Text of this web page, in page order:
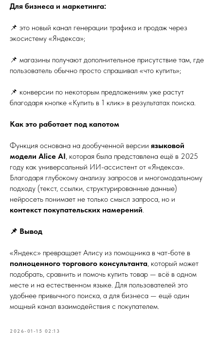
Для бизнеса и маркетинга:
📌 это новый канал генерации трафика и продаж через
экосистему «Яндекса»;
📌 магазины получают дополнительное присутствие там, где
пользователь обычно просто спрашивал «что купить»;
📌 конверсии по некоторым предложениям уже растут
благодаря кнопке «Купить в 1 клик» в результатах поиска.
Как это работает под капотом
Функция основана на дообученной версии языковой
модели Alice AI, которая была представлена ещё в 2025
году как универсальный ИИ-ассистент от «Яндекса».
Благодаря глубокому анализу запросов и многомодальному
подходу (текст, ссылки, структурированные данные)
нейросеть понимает не только смысл запроса, но и
контекст покупательских намерений.
📌 Вывод
«Яндекс» превращает Алису из помощника в чат-боте в
полноценного торгового консультанта, который может
подобрать, сравнить и помочь купить товар — всё в одном
месте и на естественном языке. Для пользователей это
удобнее привычного поиска, а для бизнеса — ещё один
мощный канал взаимодействия с покупателем.
2026-01-15 02:13